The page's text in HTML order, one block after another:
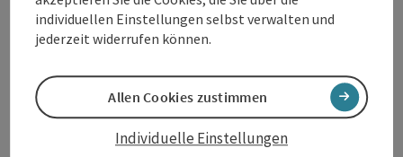
Symphonie d-Moll, ein Werk das, so der Komponist
selbst, »die Kraft haben muss, die ganze Welt zu
bewegen«.
Kontakt
individuellen Einstellungen selbst verwalten und
jederzeit widerrufen können.
Individuelle Einstellungen
Allen Cookies zustimmen